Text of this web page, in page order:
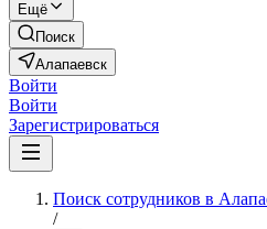
Ещё
Поиск
Алапаевск
Войти
Войти
Зарегистрироваться
Поиск сотрудников в
/